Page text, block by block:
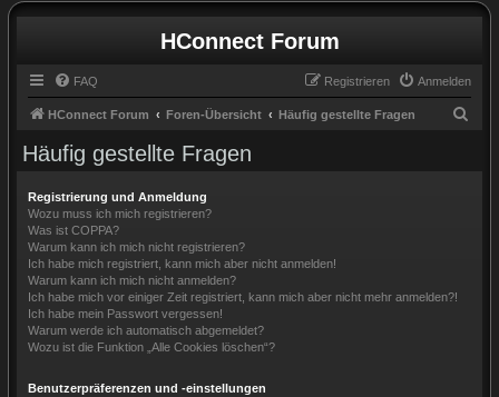
HConnect Forum
FAQ Anmelden
Registrieren
HConnect Forum Foren-Übersicht Häufig gestellte Fragen
Häufig gestellte Fragen
Registrierung und Anmeldung
Wozu muss ich mich registrieren?
Was ist COPPA?
Warum kann ich mich nicht registrieren?
Ich habe mich registriert, kann mich aber nicht anmelden!
Warum kann ich mich nicht anmelden?
Ich habe mich vor einiger Zeit registriert, kann mich aber nicht mehr anmelden?!
Ich habe mein Passwort vergessen!
Warum werde ich automatisch abgemeldet?
Wozu ist die Funktion „Alle Cookies löschen“?
Benutzerpräferenzen und -einstellungen